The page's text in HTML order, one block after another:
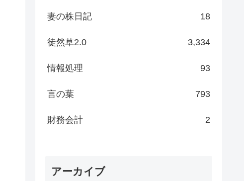
妻の株日記 18
徒然草2.0 3,334
情報処理 93
言の葉 793
財務会計 2
アーカイブ